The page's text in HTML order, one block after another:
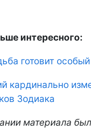
интересного:
готовит
кардинально
Зодиака
материала